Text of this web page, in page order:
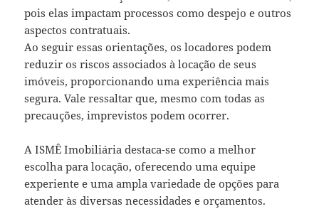
pois elas impactam processos como despejo e outros
aspectos contratuais.
Ao seguir essas orientações, os locadores podem
reduzir os riscos associados à locação de seus
imóveis, proporcionando uma experiência mais
segura. Vale ressaltar que, mesmo com todas as
precauções, imprevistos podem ocorrer.
A ISMÊ Imobiliária destaca-se como a melhor
escolha para locação, oferecendo uma equipe
experiente e uma ampla variedade de opções para
atender às diversas necessidades e orçamentos.